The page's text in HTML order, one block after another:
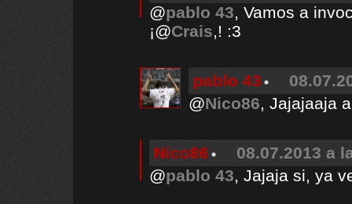
@pablo 43, Vamos a
¡@Crais,! :3
pablo 43
@Nico86, Jajajaaja
Nico86
08.07.2013 a
@pablo 43, Jajaja si, ya